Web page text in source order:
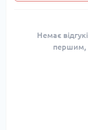
Немає
першим,